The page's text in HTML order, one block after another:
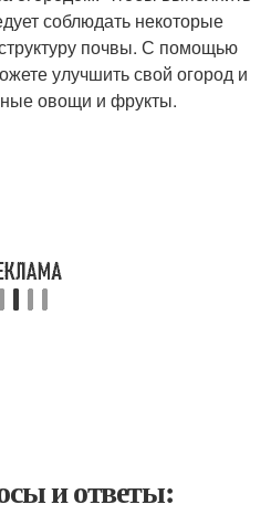
соблюдать некоторые
почвы. С помощью
улучшить свой огород и
овощи и фрукты.
и ответы: